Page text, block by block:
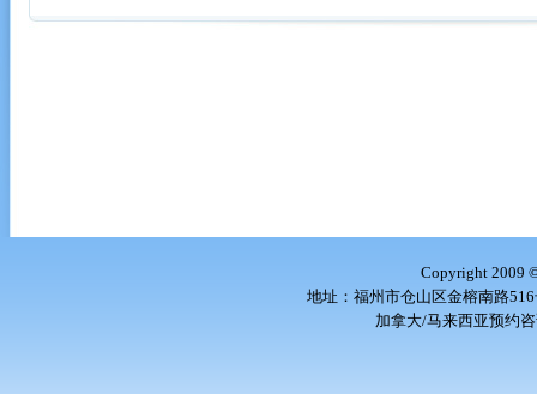
Copyright 2009
地址：福州市仓山区金榕南路
加拿大/马来西亚预约